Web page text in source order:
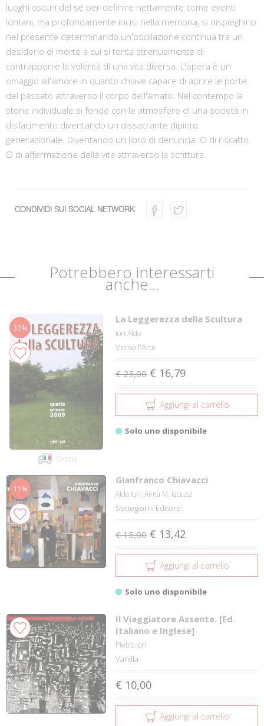
luoghi oscuri del sé per definire nettamente come eventi
lontani, ma profondamente incisi nella memoria, si dispieghino
nel presente determinando un'oscillazione continua tra un
desiderio di morte a cui si tenta strenuamente di
contrapporre la volontà di una vita diversa. L'opera è un
omaggio all'amore in quanto chiave capace di aprire le porte
del passato attraverso il corpo dell'amato. Nel contempo la
storia individuale si fonde con le atmosfere di una società in
disfacimento diventando un dissacrante dipinto
generazionale. Diventando un libro di denuncia. O di riscatto.
O di affermazione della vita attraverso la scrittura.
CONDIVIDI SUI SOCIAL NETWORK
Potrebbero interessarti
anche...
33%
Gratis
La Leggerezza della Scultura
Iori Aldo
Verso l'Arte
€ 25,00 € 16,79
Aggiungi al carrello
Solo uno disponibile
11%
Gianfranco Chiavacci
Aldo Iori; Anna M. Iacuzzi
Settegiorni Editore
€ 15,00 € 13,42
Aggiungi al carrello
Solo uno disponibile
Il Viaggiatore Assente. [Ed.
Italiano e Inglese]
Pietro Iori
Vanilla
€ 10,00
Aggiungi al carrello